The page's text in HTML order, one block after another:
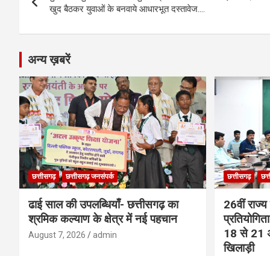
o
k
er p
p
m
k
navigation
खुद बैठकर युवाओं के बनवाये आधारभूत दस्तावेज….
अन्य ख़बरें
छत्तीसगढ़ छत्तीसगढ़ जनसंपर्क
ढाई साल की उपलब्धियाँ- छत्तीसगढ़ का
श्रमिक कल्याण के क्षेत्र में नई पहचान
August 7, 2026 admin
छत्तीसगढ़
26वीं
18 से 21
खिलाड़ी